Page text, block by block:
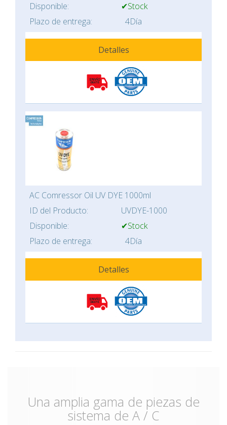
Disponible:
✔Stock
Plazo de entrega:
4Día
Detalles
AC Comressor Oil UV DYE 1000ml
ID del Producto:
UVDYE-1000
Disponible:
✔Stock
Plazo de entrega:
4Día
Detalles
Una amplia gama de piezas de
sistema de A / C